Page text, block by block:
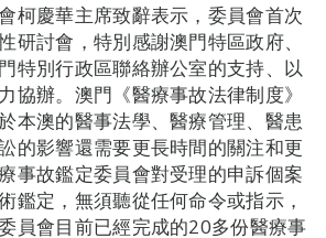
柯慶華主席致辭表示，委員會首次
研討會，特別感謝澳門特區政府、
特別行政區聯絡辦公室的支持、以
協辦。澳門《醫療事故法律制度》
本澳的醫事法學、醫療管理、醫患
的影響還需要更長時間的關注和更
事故鑑定委員會對受理的申訴個案
鑑定，無須聽從任何命令或指示，
員會目前已經完成的20多份醫療事